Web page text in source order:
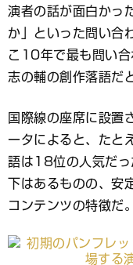
演者の話が面白かっ
か」といった問い合
こ10年で最も問い合
志の輔の創作落語だ
国際線の座席に設置
ータによると、た
語は18位の人気だっ
下はあるものの、安
コンテンツの特徴だ。